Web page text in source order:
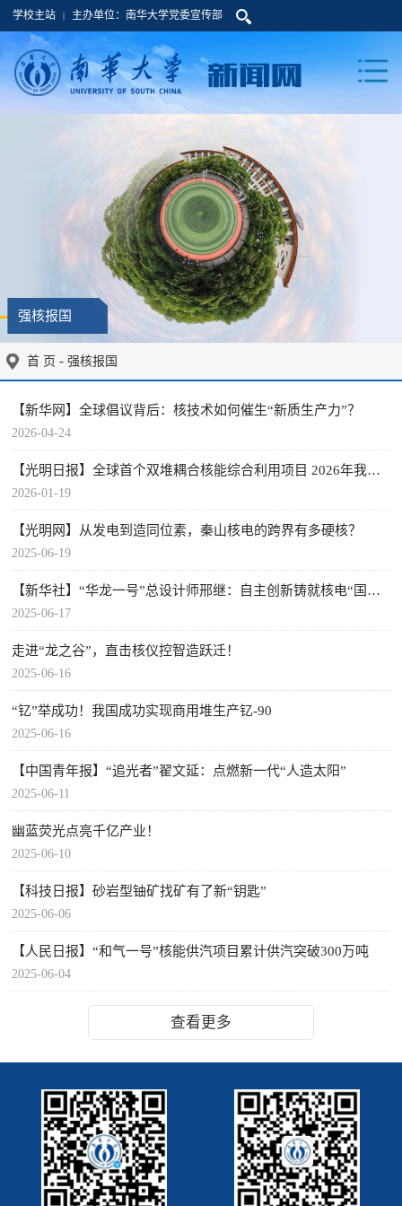
学校主站 | 主办单位：南华大学党委宣传部
强核报国
首 页 - 强核报国
【新华网】全球倡议背后：核技术如何催生“新质生产力”？
2026-04-24
【光明日报】全球首个双堆耦合核能综合利用项目 2026年我国首台核电机组开工建设
2026-01-19
【光明网】从发电到造同位素，秦山核电的跨界有多硬核？
2025-06-19
【新华社】“华龙一号”总设计师邢继：自主创新铸就核电“国家名片”
2025-06-17
走进“龙之谷”，直击核仪控智造跃迁！
2025-06-16
“钇”举成功！我国成功实现商用堆生产钇-90
2025-06-16
【中国青年报】“追光者”翟文延：点燃新一代“人造太阳”
2025-06-11
幽蓝荧光点亮千亿产业！
2025-06-10
【科技日报】砂岩型铀矿找矿有了新“钥匙”
2025-06-06
【人民日报】“和气一号”核能供汽项目累计供汽突破300万吨
2025-06-04
查看更多